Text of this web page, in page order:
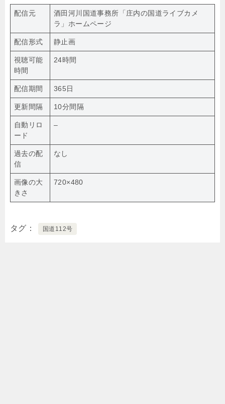
配信元
酒田河川国道事務所「庄内の国道ライブカメ
ラ」ホームページ
配信形式 静止画
視聴可能
時間
24時間
配信期間 365日
更新間隔 10分間隔
自動リロ
ード
–
過去の配
信
なし
画像の大
きさ
720×480
タグ 国道112号